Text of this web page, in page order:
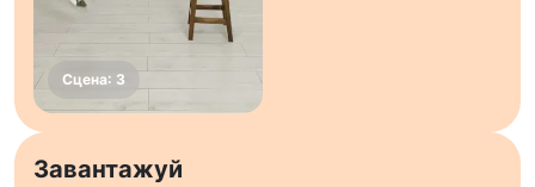
Завантажуй